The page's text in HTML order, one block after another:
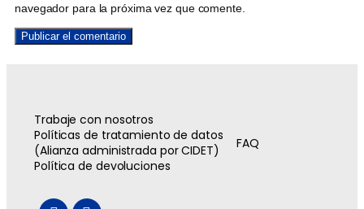
navegador para la próxima vez que comente.
Trabaje con nosotros
Políticas de tratamiento de datos
(Alianza administrada por CIDET)
FAQ
Política de devoluciones